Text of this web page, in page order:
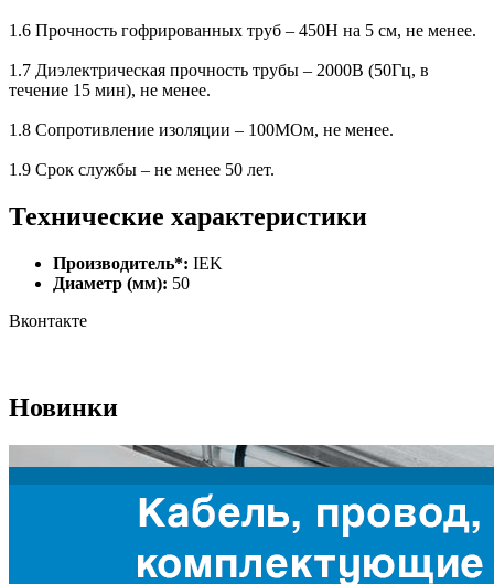
1.6 Прочность гофрированных труб – 450Н на 5 см, не менее.
1.7 Диэлектрическая прочность трубы – 2000В (50Гц, в
течение 15 мин), не менее.
1.8 Сопротивление изоляции – 100МОм, не менее.
1.9 Срок службы – не менее 50 лет.
Технические характеристики
Производитель*: IEK
Диаметр (мм): 50
Вконтакте
Новинки